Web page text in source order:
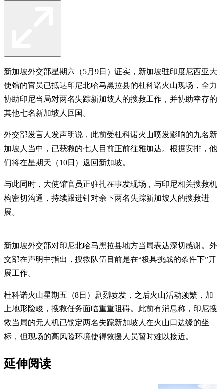
新加坡外交部星期六（5月9日）证实，新加坡驻印度尼西亚大
使馆的官员已抵达印尼北哈马黑拉县的杜科诺火山现场，全力
协助印尼当局对两名失踪新加坡人的搜救工作，并协助幸存的
其他七名新加坡人回国。
外交部发言人发声明说，此前受杜科诺火山喷发影响的九名新
加坡人当中，已获救的七人目前正前往雅加达。根据安排，他
们将在星期天（10日）返回新加坡。
与此同时，大使馆官员正驻扎在事发现场，与印尼相关搜救机
构密切沟通，持续跟进针对余下两名失踪新加坡人的搜救进
展。
新加坡外交部对印尼北哈马黑拉县地方当局表达深切感谢。外
交部在声明中指出，搜救队伍目前是在“极具挑战的条件下”开
展工作。
杜科诺火山星期五（8日）剧烈喷发，之后火山活动频繁，加
上地形险峻，搜救任务面临重重阻碍。此前有消息称，印尼搜
救当局的无人机已锁定两名失踪新加坡人在火山口边缘的坐
标，但现场的高风险环境使得救援人员暂时难以接近。
延伸阅读